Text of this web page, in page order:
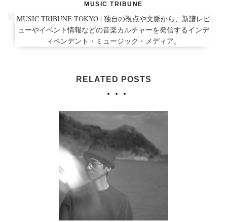
MUSIC TRIBUNE
MUSIC TRIBUNE TOKYO | 独自の視点や文脈から、新譜レビ
ューやイベント情報などの音楽カルチャーを発信するインデ
ィペンデント・ミュージック・メディア。
RELATED POSTS